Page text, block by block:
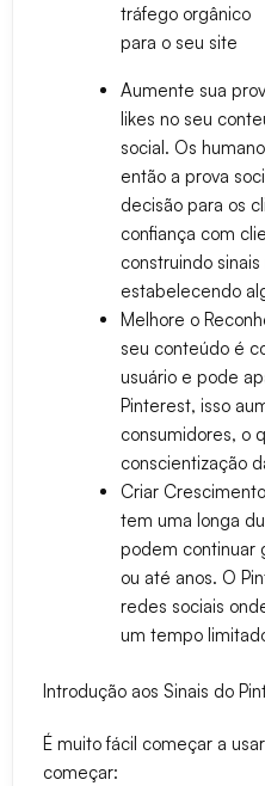
tráfego orgânico
para o seu site
Aumente sua
likes no seu
social. Os
então a prova
decisão para os
confiança com
construindo
estabelecendo
Melhore o
seu conteúdo é
usuário e pode
Pinterest, isso
consumidores, o
conscientização
Criar
tem uma longa
podem continuar
ou até anos. O
redes sociais
um tempo
Introdução aos Sinais do
É muito fácil começar a
começar: